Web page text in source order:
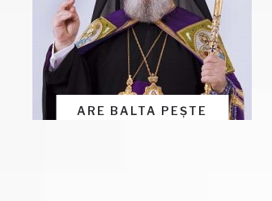
ARE BALTA PEȘTE